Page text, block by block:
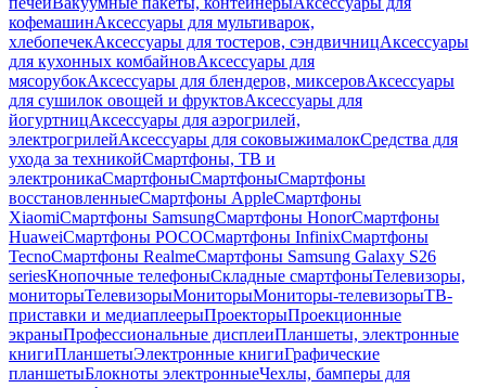
кофемашинАксессуары для мультиварок,
хлебопечекАксессуары для тостеров, сэндвичницАксессуары
для кухонных комбайновАксессуары для
мясорубокАксессуары для блендеров, миксеровАксессуары
для сушилок овощей и фруктовАксессуары для
йогуртницАксессуары для аэрогрилей,
электрогрилейАксессуары для соковыжималокСредства для
ухода за техникойСмартфоны, ТВ и
электроникаСмартфоныСмартфоныСмартфоны
восстановленныеСмартфоны AppleСмартфоны
XiaomiСмартфоны SamsungСмартфоны HonorСмартфоны
HuaweiСмартфоны POCOСмартфоны InfinixСмартфоны
TecnoСмартфоны RealmeСмартфоны Samsung Galaxy S26
seriesКнопочные телефоныСкладные смартфоныТелевизоры,
мониторыТелевизорыМониторыМониторы-телевизорыТВ-
приставки и медиаплеерыПроекторыПроекционные
экраныПрофессиональные дисплеиПланшеты, электронные
книгиПланшетыЭлектронные книгиГрафические
планшетыБлокноты электронныеЧехлы, бамперы для